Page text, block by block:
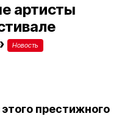
артисты
Новость
престижного